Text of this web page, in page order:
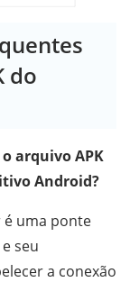
do
arquivo APK
Android?
é uma ponte
seu
a conexão